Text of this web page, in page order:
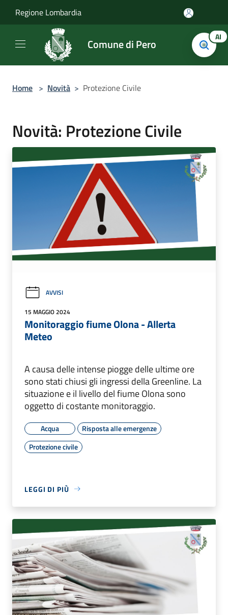
Regione Lombardia
Comune di Pero AI
Home > Novità > Protezione Civile
Novità: Protezione Civile
AVVISI
15 MAGGIO 2024
Monitoraggio fiume Olona - Allerta
Meteo
A causa delle intense piogge delle ultime ore
sono stati chiusi gli ingressi della Greenline. La
situazione e il livello del fiume Olona sono
oggetto di costante monitoraggio.
Acqua
Risposta alle emergenze
Protezione civile
LEGGI DI PIÙ